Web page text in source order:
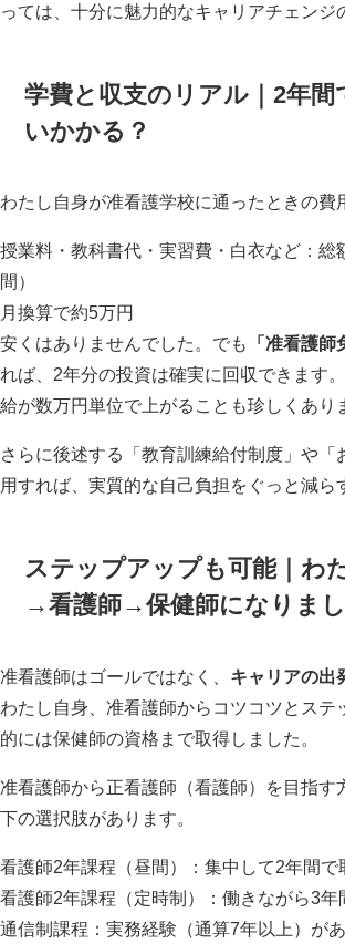
っては、十分に魅力的なキャリアチェンジ
学費と収支のリアル｜2年間
いかかる？
わたし自身が准看護学校に通ったときの費
授業料・教科書代・実習費・白衣など：総
間）
月換算で約5万円
安くはありませんでした。でも
「准看護師
れば、2年分の投資は確実に回収できます
給が数万円単位で上がることも珍しくあり
さらに後述する「教育訓練給付制度」や「
用すれば、実質的な自己負担をぐっと減ら
ステップアップも可能｜わ
→看護師→保健師になりま
准看護師はゴールではなく、 キャリアの出
わたし自身、准看護師からコツコツとステ
的には保健師の資格まで取得しました。
准看護師から正看護師（看護師）を目指す
下の選択肢があります。
看護師2年課程（昼間）：集中して2年間で
看護師2年課程（定時制）：働きながら3年
通信制課程：実務経験（通算7年以上）が